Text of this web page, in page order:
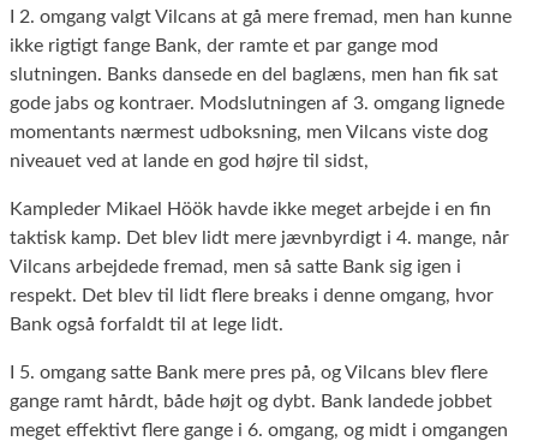
I 2. omgang valgt Vilcans at gå mere fremad, men han kunne
ikke rigtigt fange Bank, der ramte et par gange mod
slutningen. Banks dansede en del baglæns, men han fik sat
gode jabs og kontraer. Modslutningen af 3. omgang lignede
momentants nærmest udboksning, men Vilcans viste dog
niveauet ved at lande en god højre til sidst,
Kampleder Mikael Höök havde ikke meget arbejde i en fin
taktisk kamp. Det blev lidt mere jævnbyrdigt i 4. mange, når
Vilcans arbejdede fremad, men så satte Bank sig igen i
respekt. Det blev til lidt flere breaks i denne omgang, hvor
Bank også forfaldt til at lege lidt.
I 5. omgang satte Bank mere pres på, og Vilcans blev flere
gange ramt hårdt, både højt og dybt. Bank landede jobbet
meget effektivt flere gange i 6. omgang, og midt i omgangen